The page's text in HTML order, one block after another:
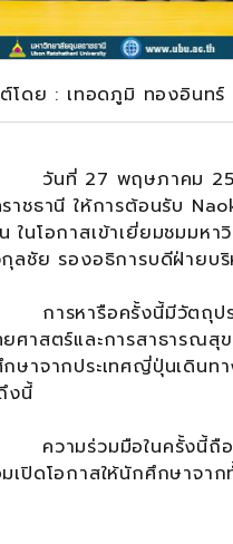
โดย : เทอดภูมิ ทองอิ
ที่ 27 พฤษภาคม 2568
าชธานี ให้การต้อนรับ
ในโอกาสเข้าเยี่ยมชมมห
ลชัย รองอธิการบดีฝ่ายบ
หารือครั้งนี้มีวัตถุประส
ศาสตร์และการสาธารณ
ษาจากประเทศญี่ปุ่นเดินท
งนี้
มร่วมมือในครั้งนี้ถือเป็
เปิดโอกาสให้นักศึกษาจา